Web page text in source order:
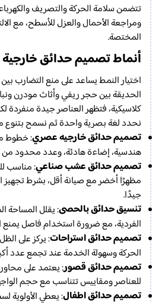
تتضمن سلامة الحركة والتصريف
ومراجعة الأحمال والعزل للأسطح، مع
المختصة.
أنماط تصميم حدائق
اختيار النمط يساعد على منع التضارب
الحديقة بين حجر ريفي وأثاث مودرن
كلاسيكية، فتظهر العناصر جيدة منفردة
نحدد لغة بصرية واحدة ثم نسمح
تصميم حدائق خارجيه عصري: خطوط
هندسية، إضاءة هادئة، وعدد محدود من
تصميم حدائق عشب صناعي: مناسب
مظهرًا أخضر مع صيانة أقل، بشرط تجهيز
جيدًا.
تنسيق حدائق بالحصى: يقلل المساحة
الفردية، مع ضرورة استخدام فاصل يمنع
تصميم حدائق استراحات: يركز على
الحركة وسهولة الخدمة عند تجمع عدد
تصميم حدائق قصور: يعتمد على
للعناصر ومقاييس تتناسب مع حجم
تصميم حدائق اطفال: يعطي الأولوية